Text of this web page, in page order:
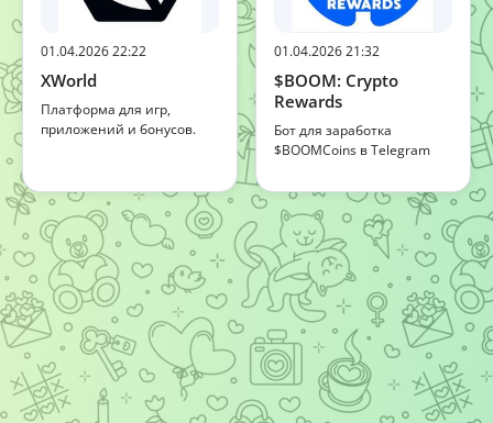
01.04.2026 22:22
XWorld
Платформа для игр,
приложений и бонусов.
01.04.2026 21:32
$BOOM: Crypto
Rewards
Бот для заработка
$BOOMCoins в Telegram